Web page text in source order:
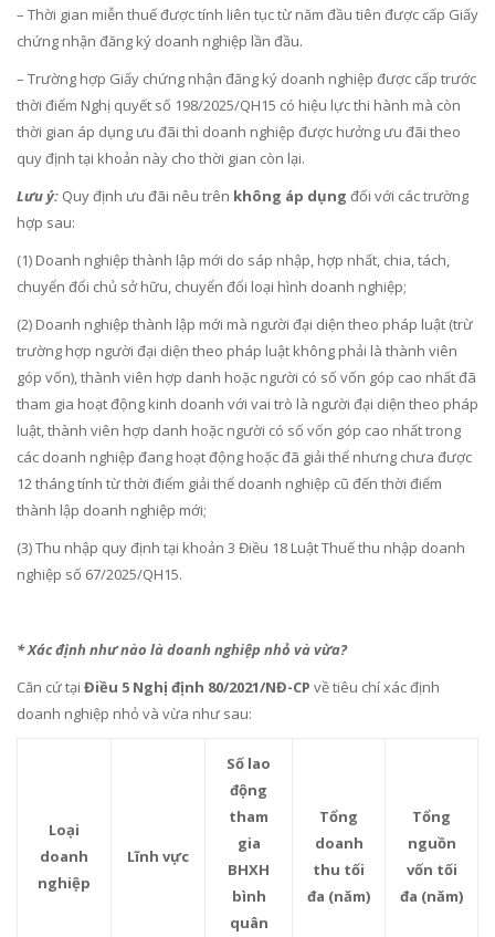
– Thời gian miễn thuế được tính liên tục từ năm đầu tiên được cấp Giấy
chứng nhận đăng ký doanh nghiệp lần đầu.
– Trường hợp Giấy chứng nhận đăng ký doanh nghiệp được cấp trước
thời điểm Nghị quyết số 198/2025/QH15 có hiệu lực thi hành mà còn
thời gian áp dụng ưu đãi thì doanh nghiệp được hưởng ưu đãi theo
quy định tại khoản này cho thời gian còn lại.
Lưu ý: Quy định ưu đãi nêu trên không áp dụng đối với các trường
hợp sau:
(1) Doanh nghiệp thành lập mới do sáp nhập, hợp nhất, chia, tách,
chuyển đổi chủ sở hữu, chuyển đổi loại hình doanh nghiệp;
(2) Doanh nghiệp thành lập mới mà người đại diện theo pháp luật (trừ
trường hợp người đại diện theo pháp luật không phải là thành viên
góp vốn), thành viên hợp danh hoặc người có số vốn góp cao nhất đã
tham gia hoạt động kinh doanh với vai trò là người đại diện theo pháp
luật, thành viên hợp danh hoặc người có số vốn góp cao nhất trong
các doanh nghiệp đang hoạt động hoặc đã giải thể nhưng chưa được
12 tháng tính từ thời điểm giải thể doanh nghiệp cũ đến thời điểm
thành lập doanh nghiệp mới;
(3) Thu nhập quy định tại khoản 3 Điều 18 Luật Thuế thu nhập doanh
nghiệp số 67/2025/QH15.
* Xác định như nào là doanh nghiệp nhỏ và vừa?
Căn cứ tại Điều 5 Nghị định 80/2021/NĐ-CP về tiêu chí xác định
doanh nghiệp nhỏ và vừa như sau:
Loại
doanh
nghiệp
Lĩnh vực
Số lao
động
tham
gia
BHXH
bình
quân
Tổng
doanh
thu tối
đa (năm)
Tổng
nguồn
vốn tối
đa (năm)